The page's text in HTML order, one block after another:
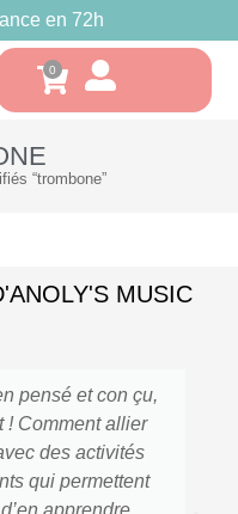
en 72h
“trombone”
MUSIC
pensé et con çu,
! Comment allier
des activités
qui permettent